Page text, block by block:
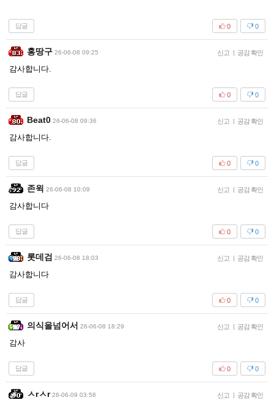
답글 0
0
홍땅구 26-06-08 09:25 신고 | 공감 확인
감사합니다.
답글 0
0
Beat0 26-06-08 09:36 신고 | 공감 확인
감사합니다.
답글 0
0
존윅 26-06-08 10:09 신고 | 공감 확인
감사합니다
답글 0
0
롯데검 26-06-08 18:03 신고 | 공감 확인
감사합니다
답글 0
0
의식을넘어서 26-06-08 18:29 신고 | 공감 확인
감사
답글 0
0
ㅅrㅅr 26-06-09 03:58 신고 | 공감 확인